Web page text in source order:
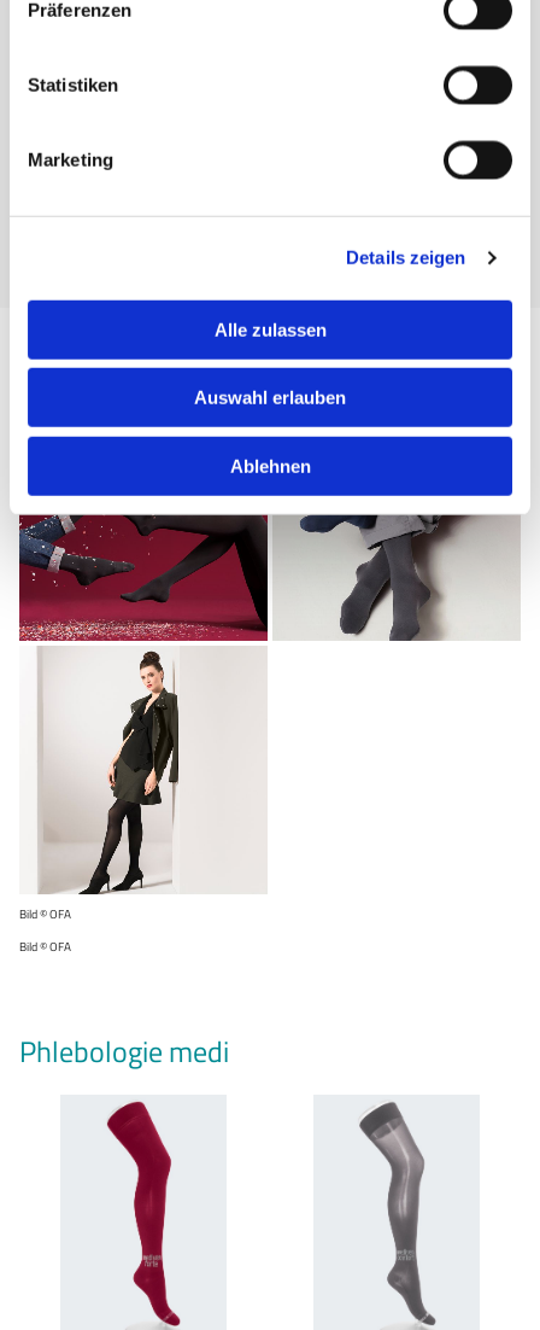
Präferenzen
Statistiken
Marketing
Details zeigen
Alle zulassen
Auswahl erlauben
Ablehnen
Phlebologie OFA
Bild © OFA
Bild © OFA
Phlebologie medi